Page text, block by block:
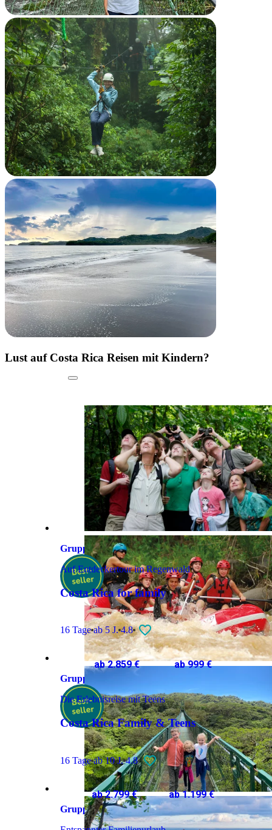
Lust auf Costa Rica Reisen mit Kindern?
Gruppenreise
Auf Entdeckertour im Regenwald
Costa Rica for family
16 Tage ab 5 J. 4.8
ab 2.859 € ab 999 €
Gruppenreise
Die Erlebnisreise mit Teens
Costa Rica Family & Teens
16 Tage ab 10 J. 4.8
ab 2.799 € ab 1.199 €
Gruppenreise